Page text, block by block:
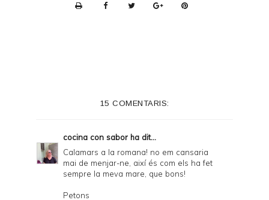
i
15 COMENTARIS:
cocina con sabor ha dit...
Calamars a la romana! no em cansaria
mai de menjar-ne, així és com els ha fet
sempre la meva mare, que bons!
Petons